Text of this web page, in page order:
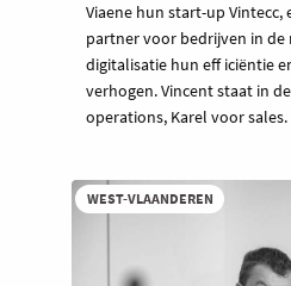
Viaene hun start-up Vintecc,
partner voor bedrijven in de
digitalisatie hun eff iciëntie
verhogen. Vincent staat in
operations, Karel voor sales.
WEST-VLAANDEREN